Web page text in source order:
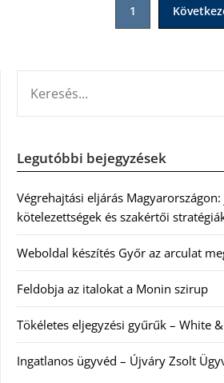
1
Legutóbbi bejegyzések
Végrehajtási eljárás
kötelezettségek és szakértői
Weboldal készítés Győr az arculat
Feldobja az italokat a Monin szirup
Tökéletes eljegyzési gyűrűk – White
Ingatlanos ügyvéd – Újváry Zsolt